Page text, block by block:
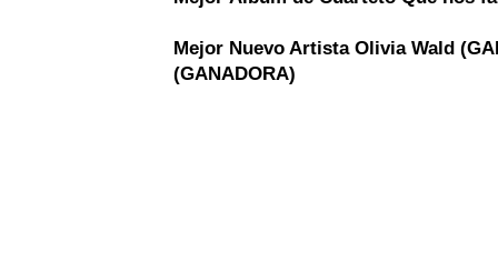
Mejor Nuevo Artista Olivia Wald
(GANADORA)